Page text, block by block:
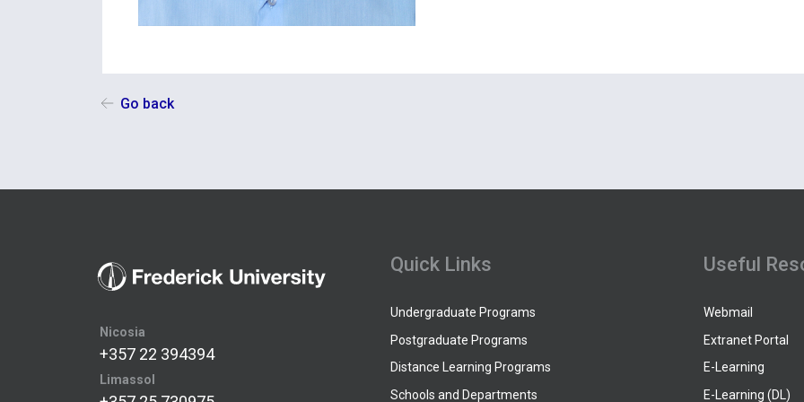
Go back
Nicosia
+357 22 394394
Limassol
Quick Links
Undergraduate Programs
Postgraduate Programs
Distance Learning Programs
Schools and Departments
Useful
Webmail
Extranet Portal
E-Learning
E-Learning (DL)